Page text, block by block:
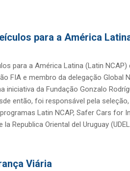
para a América
para a América Latina (Latin
FIA e membro da delegação Global
da Fundação Gonzalo
então, foi responsável pela
Latin NCAP, Safer Cars for
Republica Oriental del Uruguay
Viária